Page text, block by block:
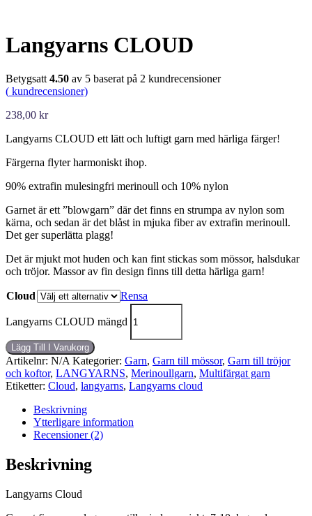
Langyarns CLOUD
Betygsatt 4.50 av 5 baserat på 2 kundrecensioner
( kundrecensioner)
238,00 kr
Langyarns CLOUD ett lätt och luftigt garn med härliga färger!
Färgerna flyter harmoniskt ihop.
90% extrafin mulesingfri merinoull och 10% nylon
Garnet är ett ”blowgarn” där det finns en strumpa av nylon som
kärna, och sedan är det blåst in mjuka fiber av extrafin merinoull.
Det ger superlätta plagg!
Det är mjukt mot huden och kan fint stickas som mössor, halsdukar
och tröjor. Massor av fin design finns till detta härliga garn!
Cloud Rensa
Langyarns CLOUD mängd
Lägg Till I Varukorg
Artikelnr: N/A Kategorier: Garn, Garn till mössor, Garn till tröjor
och koftor, LANGYARNS, Merinoullgarn, Multifärgat garn
Etiketter: Cloud, langyarns, Langyarns cloud
Beskrivning
Ytterligare information
Recensioner (2)
Beskrivning
Langyarns Cloud